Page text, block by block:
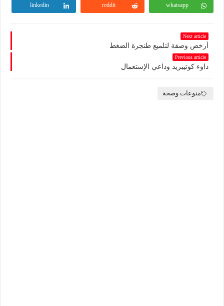
whatsapp
reddit
linkedin
Next article
أرخص وصفة لتلميع طنجرة الضغط
Previous article
داوء كوتيبريد وداعي الإستعمال
منوعات وصحة